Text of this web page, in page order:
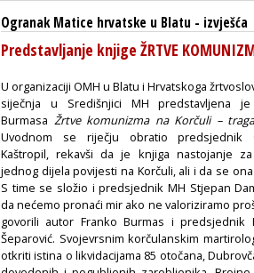
Ogranak Matice hrvatske u Blatu - izvješća
Predstavljanje knjige ŽRTVE
U organizaciji OMH u Blatu i Hrvatskoga
siječnja u Središnjici MH predstavljena
Burmasa Žrtve komunizma na Korčuli –
Uvodnom se riječju obratio predsjednik
Kaštropil, rekavši da je knjiga nastojanje za
jednog dijela povijesti na Korčuli, ali i da se
S time se složio i predsjednik MH Stjepan
da nećemo pronaći mir ako ne valoriziramo
govorili autor Franko Burmas i predsjednik
Šeparović. Svojevrsnim korčulanskim
otkriti istina o likvidacijama 85 otočana,